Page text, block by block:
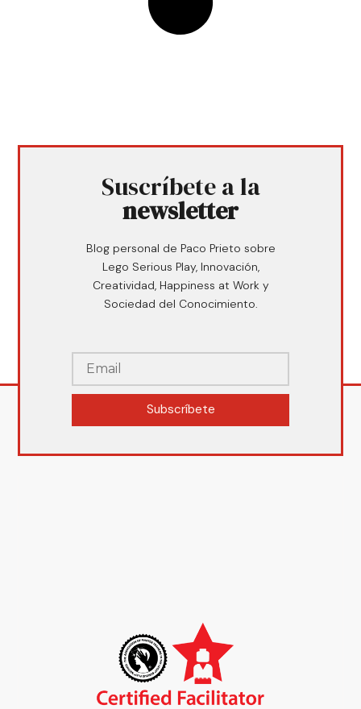
Suscríbete a la
newsletter
Blog personal de Paco Prieto sobre
Lego Serious Play, Innovación,
Creatividad, Happiness at Work y
Sociedad del Conocimiento.
Subscríbete